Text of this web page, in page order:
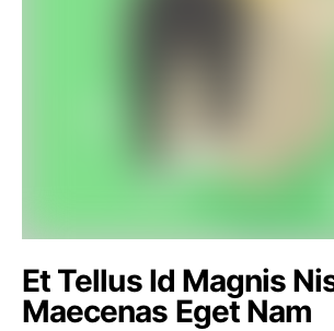
Et Tellus Id Magnis
Maecenas Eget Nam